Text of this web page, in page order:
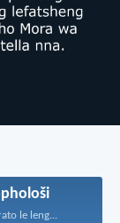
le leng...